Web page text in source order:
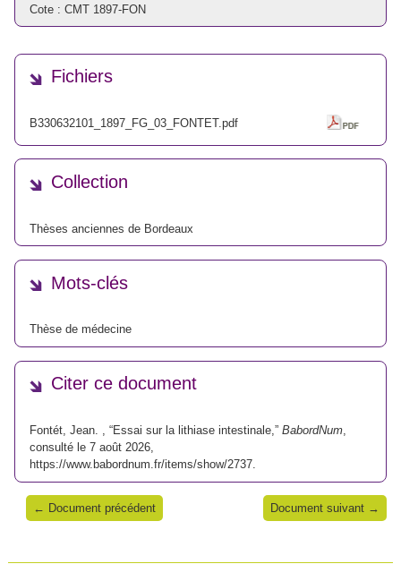
Cote : CMT 1897-FON
Fichiers
B330632101_1897_FG_03_FONTET.pdf
Collection
Thèses anciennes de Bordeaux
Mots-clés
Thèse de médecine
Citer ce document
Fontét, Jean. , “Essai sur la lithiase intestinale,” BabordNum
consulté le 7 août 2026,
https://www.babordnum.fr/items/show/2737
← Document précédent Document suivant →